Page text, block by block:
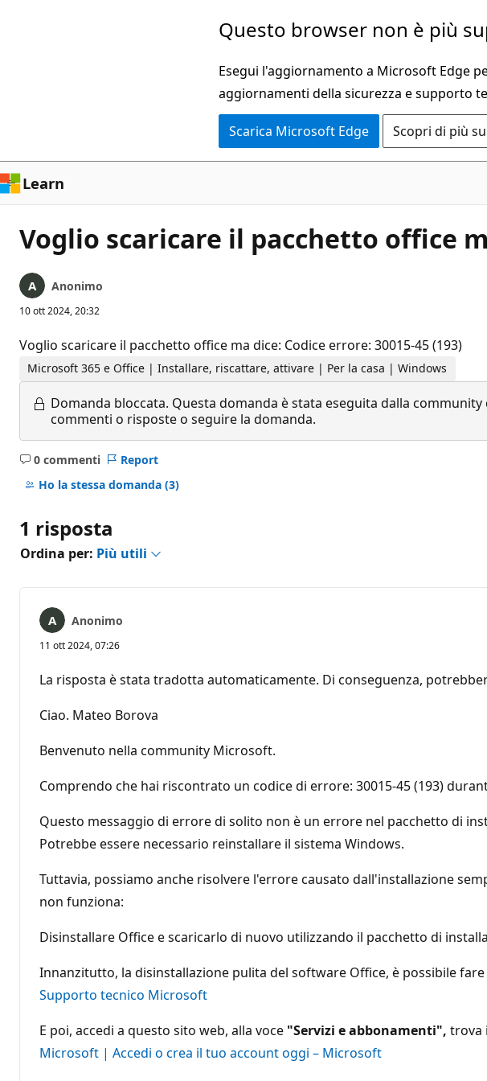
Questo browser non è più
Esegui l'aggiornamento a Microsoft Edge
aggiornamenti della sicurezza e supporto
Scarica Microsoft Edge Scopri di più
Learn
Voglio scaricare il pacchetto office
Anonimo
10 ott 2024, 20:32
Voglio scaricare il pacchetto office ma dice: Codice errore: 30015-45 (193)
Microsoft 365 e Office | Installare, riscattare, attivare | Per la casa | Windows
Domanda bloccata. Questa domanda è stata eseguita dalla
commenti o risposte o seguire la domanda.
0 commenti
Nessun
commento
Report
Ho la stessa domanda (3)
1 risposta
Ordina per: Più utili
Anonimo
11 ott 2024, 07:26
La risposta è stata tradotta automaticamente. Di conseguenza,
Ciao. Mateo Borova
Benvenuto nella community Microsoft.
Comprendo che hai riscontrato un codice di errore: 30015-45 (193)
Questo messaggio di errore di solito non è un errore nel pacchetto di
Potrebbe essere necessario reinstallare il sistema Windows.
Tuttavia, possiamo anche risolvere l'errore causato dall'installazione
non funziona:
Disinstallare Office e scaricarlo di nuovo utilizzando il pacchetto di
Innanzitutto, la disinstallazione pulita del software Office, è possibile
Supporto tecnico Microsoft
E poi, accedi a questo sito web, alla voce "Servizi e abbonamenti", trova
Microsoft | Accedi o crea il tuo account oggi – Microsoft